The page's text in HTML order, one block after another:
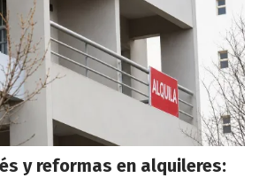
y reformas en alquileres: